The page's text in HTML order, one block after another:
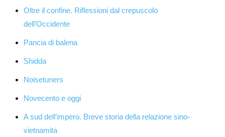
Oltre il confine. Riflessioni dal crepuscolo
dell’Occidente
Pancia di balena
Shidda
Noisetuners
Novecento e oggi
A sud dell’impero. Breve storia della relazione sino-
vietnamita